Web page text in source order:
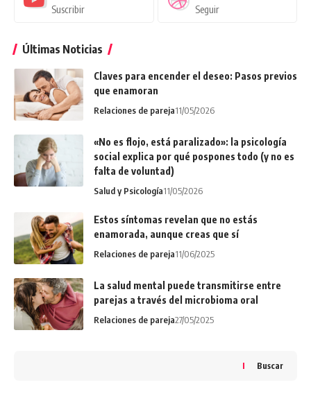
Suscribir Seguir
Últimas Noticias
Claves para encender el deseo: Pasos previos
que enamoran
Relaciones de pareja11/05/2026
«No es flojo, está paralizado»: la psicología
social explica por qué pospones todo (y no es
falta de voluntad)
Salud y Psicología11/05/2026
Estos síntomas revelan que no estás
enamorada, aunque creas que sí
Relaciones de pareja11/06/2025
La salud mental puede transmitirse entre
parejas a través del microbioma oral
Relaciones de pareja27/05/2025
Buscar